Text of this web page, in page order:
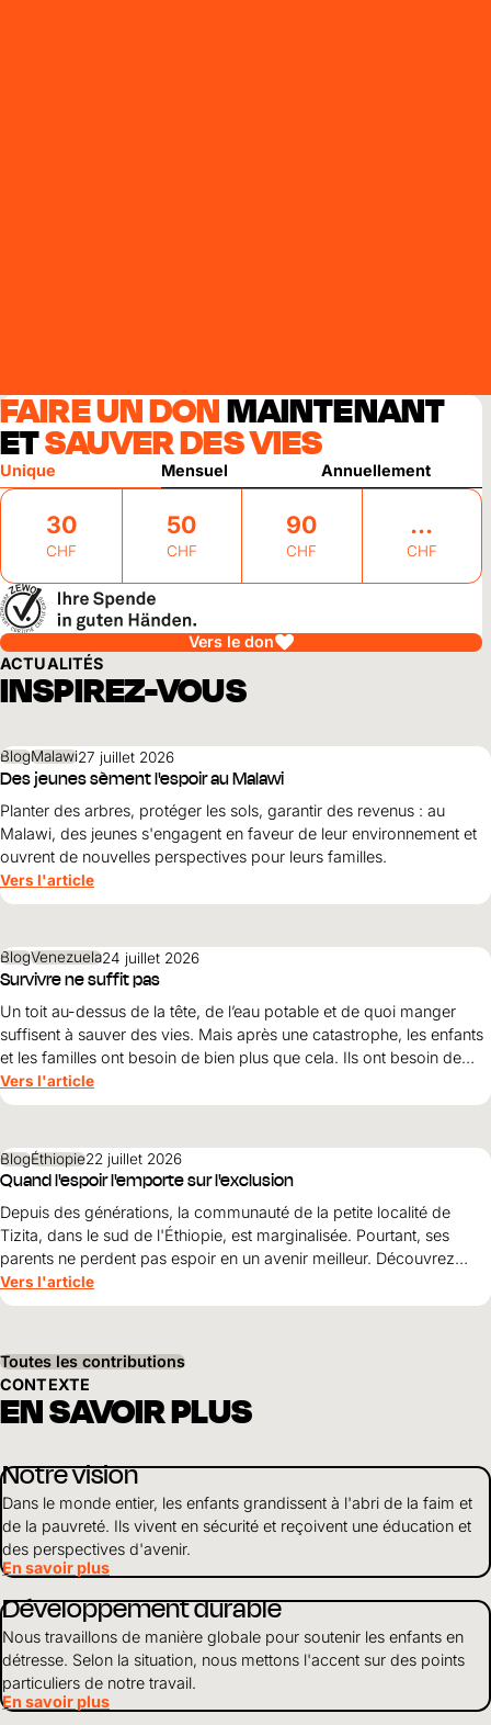
FAIRE UN DON MAINTENANT
ETSAUVER DES VIES
Unique Mensuel Annuellement
30
CHF
50
CHF
90
CHF CHF
Vers le don
ACTUALITÉS
INSPIREZ-VOUS
BlogMalawi27 juillet 2026
Des jeunes sèment l'espoir au Malawi
Planter des arbres, protéger les sols, garantir des revenus : au
Malawi, des jeunes s'engagent en faveur de leur environnement et
ouvrent de nouvelles perspectives pour leurs familles.
Vers l'article
BlogVenezuela24 juillet 2026
Survivre ne suffit pas
Un toit au-dessus de la tête, de l’eau potable et de quoi manger
suffisent à sauver des vies. Mais après une catastrophe, les enfants
et les familles ont besoin de bien plus que cela. Ils ont besoin de
protection, de dignité et d’une perspective d’avenir. Maribel Prada,
directrice nationale de World Vision , explique pourquoi ces
de terre et pourquoi la simple survie ne suffit pas.
Vers l'article
BlogÉthiopie22 juillet 2026
Quand l'espoir l'emporte sur l'exclusion
Depuis des générations, la communauté de la petite localité de
Tizita, dans le sud de l'Éthiopie, est marginalisée. Pourtant, ses
parents ne perdent pas espoir en un avenir meilleur. Découvrez
comment le courage, la solidarité et le soutien de World Vision
ouvrent World Vision perspectives pour leurs enfants.
Vers l'article
Toutes les contributions
CONTEXTE
EN SAVOIR PLUS
Notre vision
Dans le monde entier, les enfants grandissent à l'abri de la faim et
de la pauvreté. Ils vivent en sécurité et reçoivent une éducation et
des perspectives d'avenir.
En savoir plus
Développement durable
Nous travaillons de manière globale pour soutenir les enfants en
détresse. Selon la situation, nous mettons l'accent sur des points
particuliers de notre travail.
En savoir plus